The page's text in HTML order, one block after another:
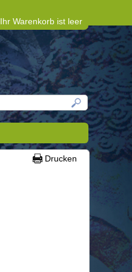
Ihr Warenkorb ist leer
Drucken